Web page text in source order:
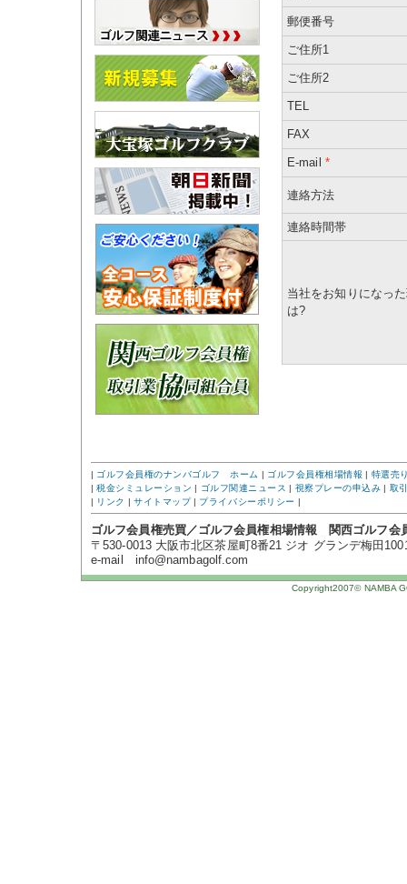
郵便番号
ご住所1
ご住所2
TEL
FAX
E-mail *
連絡方法
連絡時間帯
当社をお知りになっ
は?
| ゴルフ会員権のナンバゴルフ ホーム | ゴルフ会員権相場情報 | 特選売
|税金シミュレーション | ゴルフ関連ニュース | 視察プレーの申込み | 取
| リンク |サイトマップ| プライバシーポリシー |
ゴルフ会員権売買／ゴルフ会員権相場情報 関西ゴルフ
〒530-0013 大阪市北区茶屋町8番21 ジオ グランデ梅田
e-mail info@nambagolf.com
Copyright2007© NAMBA